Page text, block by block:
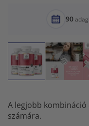
90adag
A legjobb kombináció
számára.